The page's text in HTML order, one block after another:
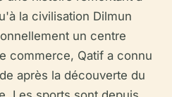
la civilisation Dilmun
un centre
commerce, Qatif a connu
après la découverte du